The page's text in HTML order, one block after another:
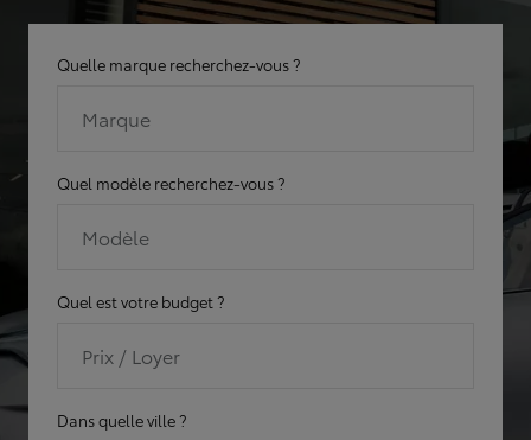
Quelle marque recherchez-vous ?
Marque
Quel modèle recherchez-vous ?
Modèle
Quel est votre budget ?
Prix / Loyer
Dans quelle ville ?